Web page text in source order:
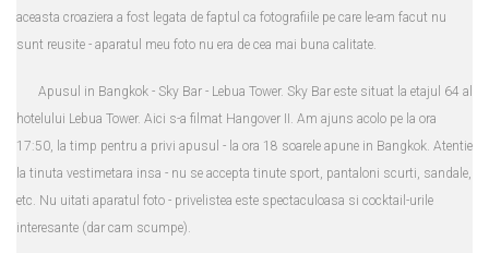
aceasta croaziera a fost legata de faptul ca fotografiile pe care le-am facut nu
sunt reusite - aparatul meu foto nu era de cea mai buna calitate.
Apusul in Bangkok - Sky Bar - Lebua Tower. Sky Bar este situat la etajul 64 al
hotelului Lebua Tower. Aici s-a filmat Hangover II. Am ajuns acolo pe la ora
17:50, la timp pentru a privi apusul - la ora 18 soarele apune in Bangkok. Atentie
la tinuta vestimetara insa - nu se accepta tinute sport, pantaloni scurti, sandale,
etc. Nu uitati aparatul foto - privelistea este spectaculoasa si cocktail-urile
interesante (dar cam scumpe).